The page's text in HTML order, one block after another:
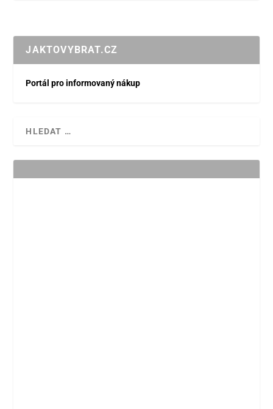
JAKTOVYBRAT.CZ
Portál pro informovaný nákup